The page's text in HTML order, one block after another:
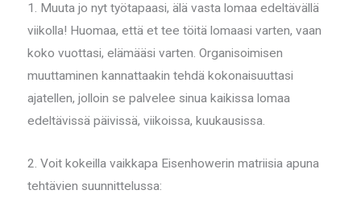
1. Muuta jo nyt työtapaasi, älä vasta lomaa edeltävällä
viikolla! Huomaa, että et tee töitä lomaasi varten, vaan
koko vuottasi, elämääsi varten. Organisoimisen
muuttaminen kannattaakin tehdä kokonaisuuttasi
ajatellen, jolloin se palvelee sinua kaikissa lomaa
edeltävissä päivissä, viikoissa, kuukausissa.
2. Voit kokeilla vaikkapa Eisenhowerin matriisia apuna
tehtävien suunnittelussa: